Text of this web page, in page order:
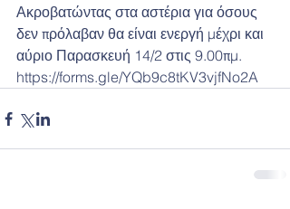
Ακροβατώντας στα αστέρια για όσους
δεν πρόλαβαν θα είναι ενεργή μέχρι και
αύριο Παρασκευή 14/2 στις 9.00πμ.
https://forms.gle/YQb9c8tKV3vjfNo2A